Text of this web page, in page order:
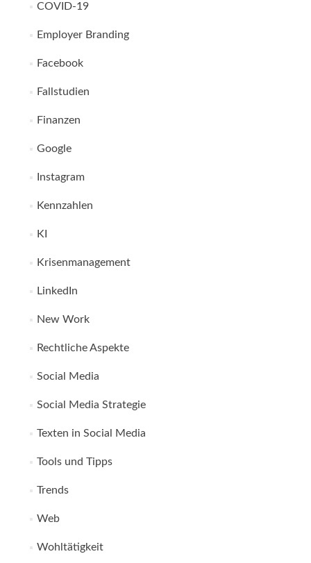
COVID-19
Employer Branding
Facebook
Fallstudien
Finanzen
Google
Instagram
Kennzahlen
KI
Krisenmanagement
LinkedIn
New Work
Rechtliche Aspekte
Social Media
Social Media Strategie
Texten in Social Media
Tools und Tipps
Trends
Web
Wohltätigkeit